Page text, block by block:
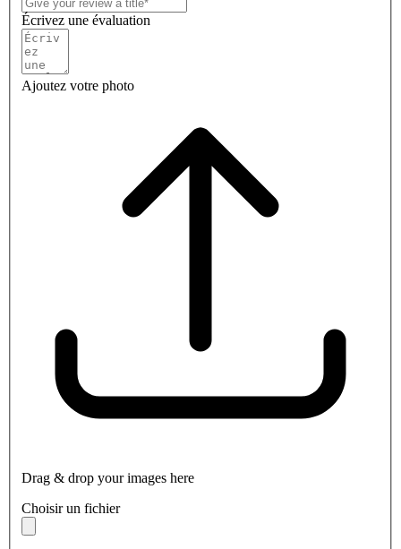
Écrivez une évaluation
Ajoutez votre photo
Drag & drop your images here
Choisir un fichier